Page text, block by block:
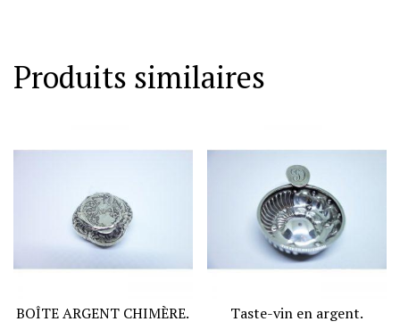
trois
Produits similaires
BOÎTE ARGENT CHIMÈRE. Taste-vin en argent.